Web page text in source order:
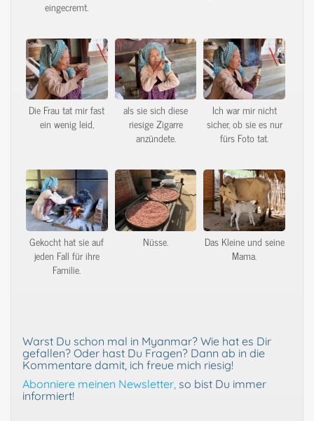
eingecremt.
Die Frau tat mir fast
ein wenig leid,
als sie sich diese
riesige Zigarre
anzündete.
Ich war mir nicht
sicher, ob sie es nur
fürs Foto tat.
Gekocht hat sie auf
jeden Fall für ihre
Familie.
Nüsse.
Das Kleine und seine
Mama.
Warst Du schon mal in Myanmar? Wie hat es Dir
gefallen? Oder hast Du Fragen? Dann ab in die
Kommentare damit, ich freue mich riesig!
Abonniere meinen Newsletter, so bist Du immer
informiert!